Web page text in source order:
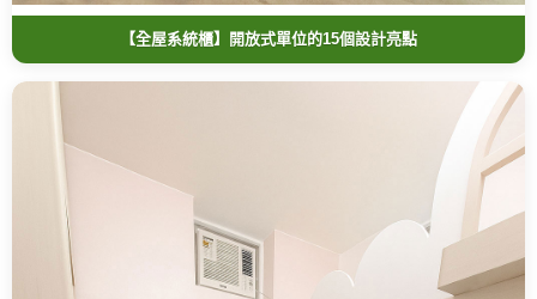
【全屋系統櫃】開放式單位的15個設計亮點